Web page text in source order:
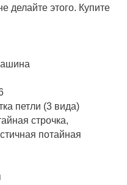
делайте этого. Купите
петли (3 вида)
строчка,
потайная